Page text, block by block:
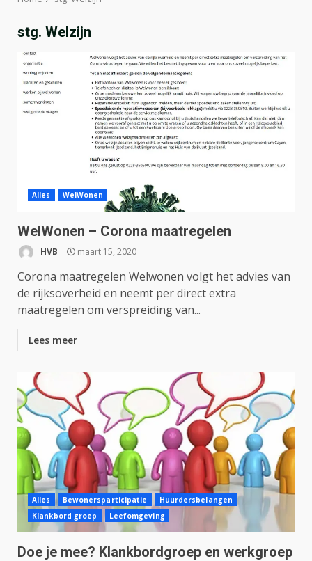
stg. Welzijn
Alles WelWonen
WelWonen – Corona maatregelen
HVB maart 15, 2020
Corona maatregelen Welwonen volgt het advies van
de rijksoverheid en neemt per direct extra
maatregelen om verspreiding van...
Lees meer
Alles Bewonersparticipatie
Huurdersbelangen
Klankbord groep
Leefomgeving
Doe je mee? Klankbordgroep en werkgroep